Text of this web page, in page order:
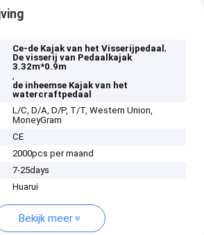
Ce-de Kajak van het Visserijpedaal,
De visserij van Pedaalkajak
3.32m*0.9m
,
de inheemse Kajak van het
watercraftpedaal
L/C, D/A, D/P, T/T, Western Union,
MoneyGram
CE
2000pcs per maand
7-25days
Huarui
Bekijk meer